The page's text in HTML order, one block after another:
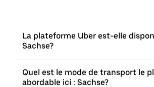
La plateforme Uber est-elle
Sachse?
Quel est le mode de transport le
abordable ici : Sachse?